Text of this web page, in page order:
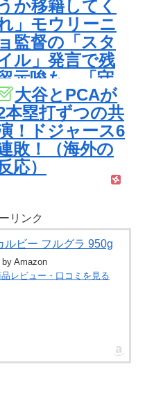
り‥」
か移籍してく
」モウリーニ
ョ監督の「スタ
ル」発言で残
示唆も、「守
しない」とレ
ル・マドリー
で賛否【海外
反応】
大谷とPCAが
本塁打ずつの共
！ドジャース6
敗！（海外の
応）
リンク
ルビー フルグラ 950g
by Amazon
レビュー・口コミを見る